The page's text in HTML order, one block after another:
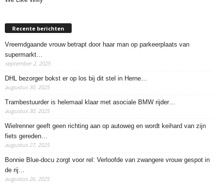
Recente berichten
Vreemdgaande vrouw betrapt door haar man op parkeerplaats van
supermarkt…
september 2, 2025
DHL bezorger bokst er op los bij dit stel in Herne…
augustus 30, 2025
Trambestuurder is helemaal klaar met asociale BMW rijder…
augustus 30, 2025
Wielrenner geeft geen richting aan op autoweg en wordt keihard van zijn
fiets gereden…
augustus 27, 2025
Bonnie Blue-docu zorgt voor rel: Verloofde van zwangere vrouw gespot in
de rij…
augustus 26, 2025